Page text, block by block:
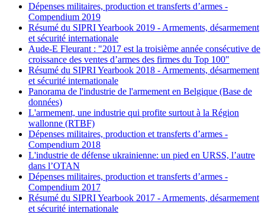
Dépenses militaires, production et transferts d’armes -
Compendium 2019
Résumé du SIPRI Yearbook 2019 - Armements, désarmement
et sécurité internationale
Aude-E Fleurant : "2017 est la troisième année consécutive de
croissance des ventes d’armes des firmes du Top 100"
Résumé du SIPRI Yearbook 2018 - Armements, désarmement
et sécurité internationale
Panorama de l'industrie de l'armement en Belgique (Base de
données)
L'armement, une industrie qui profite surtout à la Région
wallonne (RTBF)
Dépenses militaires, production et transferts d’armes -
Compendium 2018
L'industrie de défense ukrainienne: un pied en URSS, l’autre
dans l’OTAN
Dépenses militaires, production et transferts d’armes -
Compendium 2017
Résumé du SIPRI Yearbook 2017 - Armements, désarmement
et sécurité internationale